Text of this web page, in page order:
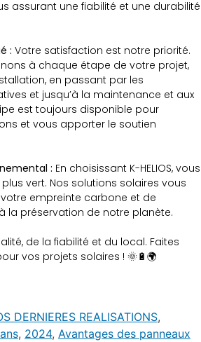
assurant une fiabilité et une durabilité
: Votre satisfaction est notre priorité.
à chaque étape de votre projet,
en passant par les
et jusqu’à la maintenance et aux
est toujours disponible pour
et vous apporter le soutien
: En choisissant K-HELIOS, vous
vert. Nos solutions solaires vous
empreinte carbone et de
la préservation de notre planète.
de la fiabilité et du local. Faites
vos projets solaires ! 🌞🔋🌍
DERNIERES REALISATIONS,
, 2024, Avantages des panneaux